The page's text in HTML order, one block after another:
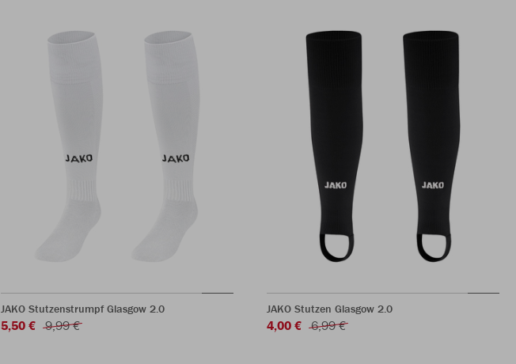
JAKO Stutzenstrumpf Glasgow 2.0
5,50 € 9,99 €
JAKO Stutzen Glasgow 2.0
4,00 € 6,99 €